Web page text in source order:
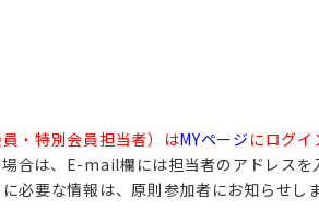
・特別会員担当者）はMYページ にログイ
合は、E-mail欄には担当者のアドレス
必要な情報は、原則参加者にお知らせし